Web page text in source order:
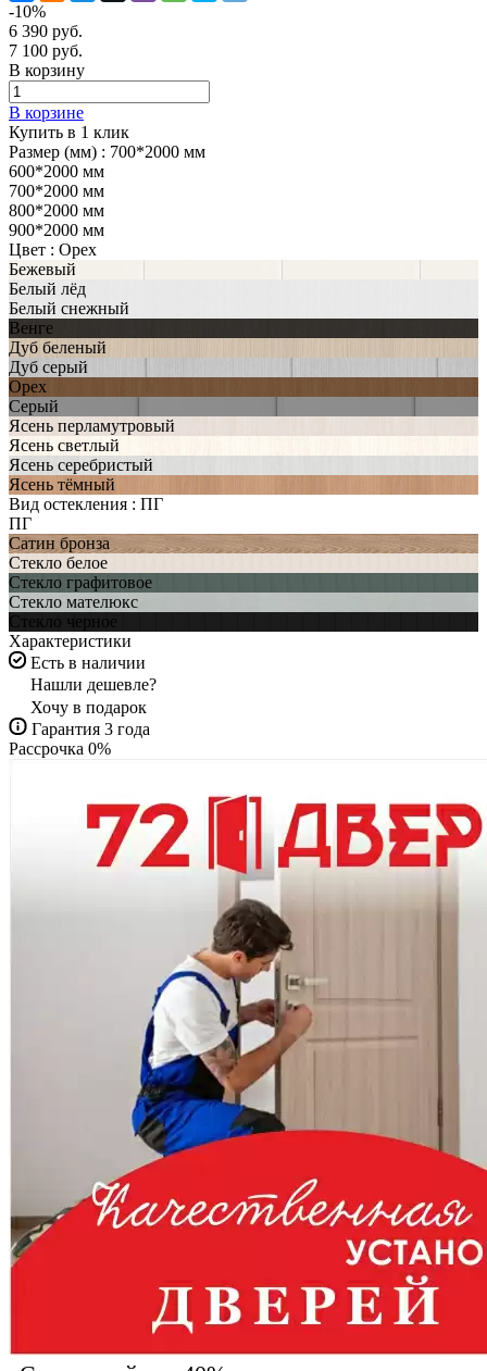
-10%
6 390 руб.
7 100 руб.
В корзину
В корзине
Купить в 1 клик
Размер (мм) : 700*2000 мм
600*2000 мм
700*2000 мм
800*2000 мм
900*2000 мм
Цвет : Орех
Бежевый
Белый лёд
Белый снежный
Венге
Дуб беленый
Дуб серый
Орех
Серый
Ясень перламутровый
Ясень светлый
Ясень серебристый
Ясень тёмный
Вид остекления : ПГ
ПГ
Сатин бронза
Стекло белое
Стекло графитовое
Стекло мателюкс
Стекло черное
Характеристики
Есть в наличии
Нашли дешевле?
Хочу в подарок
Гарантия 3 года
Рассрочка 0%